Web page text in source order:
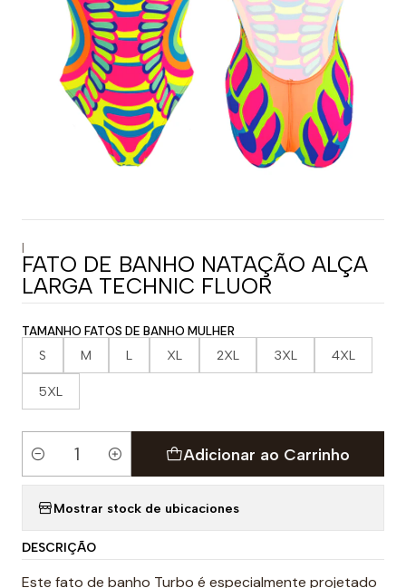
|
FATO DE BANHO NATAÇÃO ALÇA
LARGA TECHNIC FLUOR
TAMANHO FATOS DE BANHO MULHER
S M L XL 2XL 3XL 4XL
5XL
Quantidade
Adicionar ao Carrinho
Mostrar stock de ubicaciones
DESCRIÇÃO
Este fato de banho Turbo é especialmente projetado